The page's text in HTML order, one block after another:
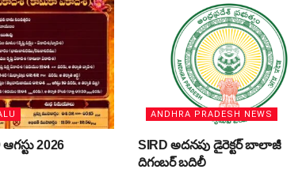
2026
ANDHRA PRADESH NEWS
SIRD అదనపు డైరెక్టర్‌ బాలాజీ
దిగంబర్‌ బదిలీ